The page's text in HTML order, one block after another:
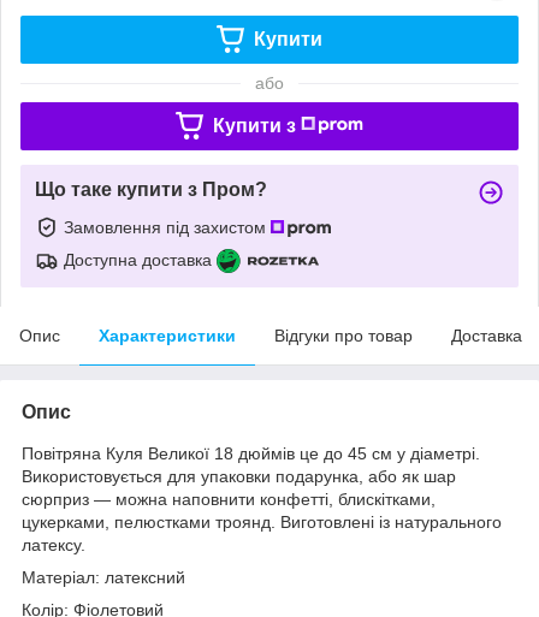
Купити
або
Купити з
Що таке купити з Пром?
Замовлення під захистом
Доступна доставка
Опис Характеристики Відгуки про товар Доставка
Опис
Повітряна Куля Великої 18 дюймів це до 45 см у діаметрі.
Використовується для упаковки подарунка, або як шар
сюрприз ― можна наповнити конфетті, блискітками,
цукерками, пелюстками троянд. Виготовлені із натурального
латексу.
Матеріал: латексний
Колір: Фіолетовий